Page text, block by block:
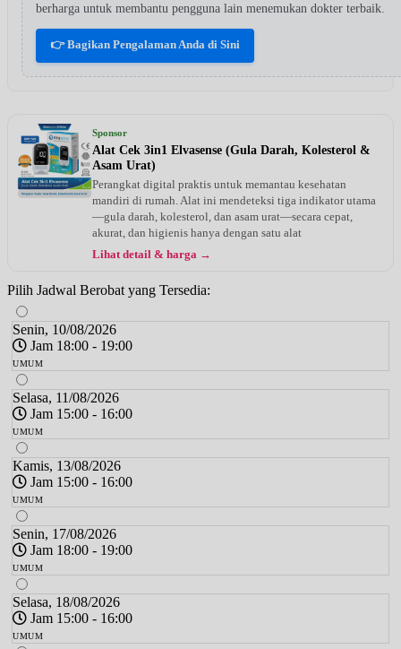
berharga untuk membantu pengguna lain menemukan dokter terbaik.
👉 Bagikan Pengalaman Anda di Sini
Sponsor
Alat Cek 3in1 Elvasense (Gula Darah, Kolesterol &
Asam Urat)
Perangkat digital praktis untuk memantau kesehatan
mandiri di rumah. Alat ini mendeteksi tiga indikator utama
—gula darah, kolesterol, dan asam urat—secara cepat,
akurat, dan higienis hanya dengan satu alat
Lihat detail & harga →
Pilih Jadwal Berobat yang Tersedia:
Senin, 10/08/2026
Jam 18:00 - 19:00
UMUM
Selasa, 11/08/2026
Jam 15:00 - 16:00
UMUM
Kamis, 13/08/2026
Jam 15:00 - 16:00
UMUM
Senin, 17/08/2026
Jam 18:00 - 19:00
UMUM
Selasa, 18/08/2026
Jam 15:00 - 16:00
UMUM